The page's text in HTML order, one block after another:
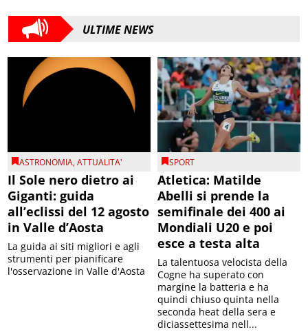
ULTIME NEWS
ASTRONOMIA,ATTUALITA'
Il Sole nero dietro ai
Giganti: guida
all’eclissi del 12 agosto
in Valle d’Aosta
La guida ai siti migliori e agli
strumenti per pianificare
l'osservazione in Valle d'Aosta
SPORT
Atletica: Matilde
Abelli si prende la
semifinale dei 400 ai
Mondiali U20 e poi
esce a testa alta
La talentuosa velocista della
Cogne ha superato con
margine la batteria e ha
quindi chiuso quinta nella
seconda heat della sera e
diciassettesima nell...